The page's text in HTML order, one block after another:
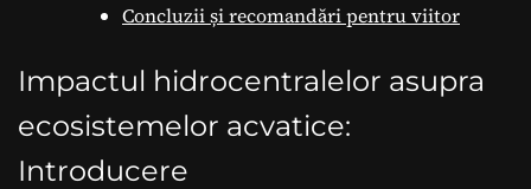
Concluzii și recomandări pentru viitor
Impactul hidrocentralelor asupra
ecosistemelor acvatice:
Introducere